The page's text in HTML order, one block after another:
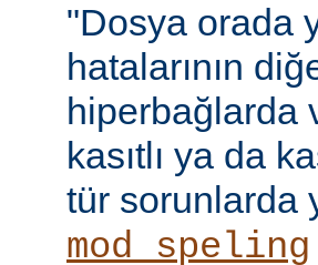
"Dosya orada
hatalarının
hiperbağlarda
kasıtlı ya da
tür sorunlarda
mod_speling